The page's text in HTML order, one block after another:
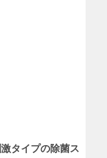
タイプの除菌ス